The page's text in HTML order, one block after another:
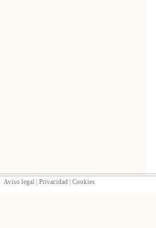
Aviso legal Privacidad Cookies